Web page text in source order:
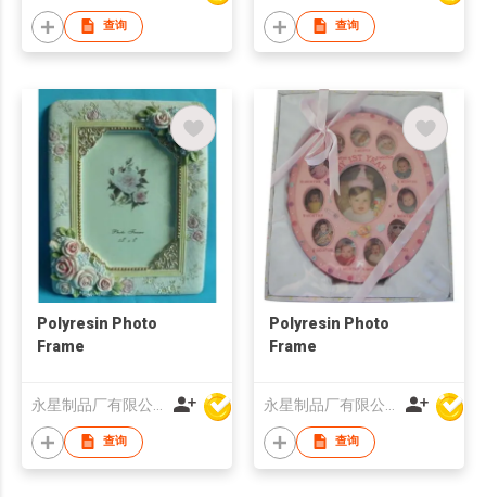
查询 查询
Polyresin Photo
Frame
查询
Polyresin Photo
Frame
查询